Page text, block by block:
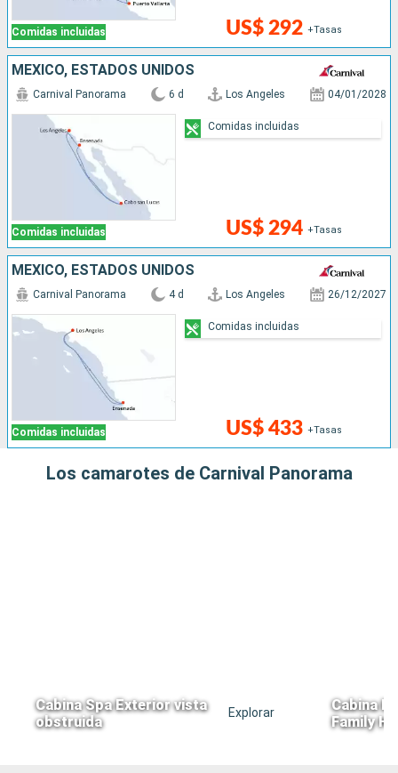
Comidas incluidas US$ 292 +Tasas
MÉXICO, ESTADOS UNIDOS
Comidas incluidas
Carnival Panorama 6 d Los Angeles 04/01/2028
US$ 294 +Tasas
Comidas incluidas
MÉXICO, ESTADOS UNIDOS
Comidas incluidas
Carnival Panorama 4 d Los Angeles 26/12/2027
US$ 433 +Tasas
Comidas incluidas
Los camarotes de Carnival Panorama
Cabina Spa Exterior vista
obstruida
Explorar
Cabina
Family